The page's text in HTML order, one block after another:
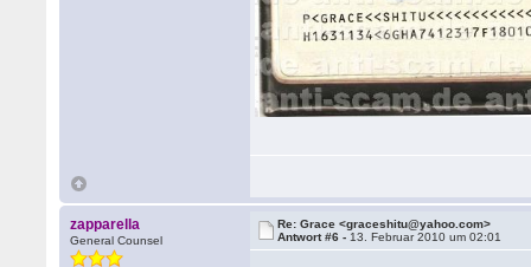
zapparella
General Counsel
Re: Grace <graceshitu@yahoo.com>
Antwort #6 - 13. Februar 2010 um 02:01